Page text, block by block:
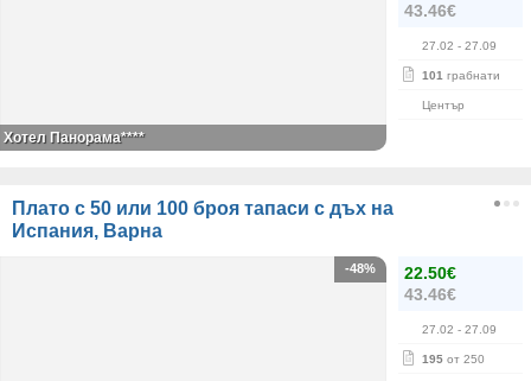
43.46€
27.02 - 27.09
101 грабнати
Център
Хотел Панорама****
Плато с 50 или 100 броя тапаси с дъх на
Испания, Варна
22.50€
43.46€
27.02 - 27.09
195 от 250
-48%